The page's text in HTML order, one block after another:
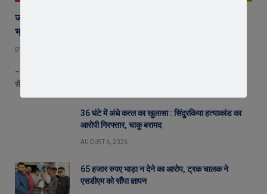
जावरा में किसानों और कांग्रेस का जंगी प्रदर्शन, राजस्व विभाग में
भ्रष्टाचार और फसल बीमा पर जताया आक्रोश
BY
– फसल बीमा घोटाले, राजस्व विभाग में भ्रष्टाचार और अवैध वसूली के आरोपों पर
सेंकड़ो…
36 घंटे में अंधे कत्ल का खुलासा : सिंदुरकिया हत्याकांड का
आरोपी गिरफ्तार, चाकू बरामद
AUGUST 6, 2026
65 हजार रुपए भाड़ा न देने का आरोप, ट्रक चालक ने
एसडीएम को सौंपा ज्ञापन